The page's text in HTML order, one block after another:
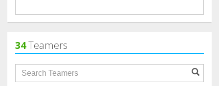
34Teamers
groupProfile.searchForm.search.text???